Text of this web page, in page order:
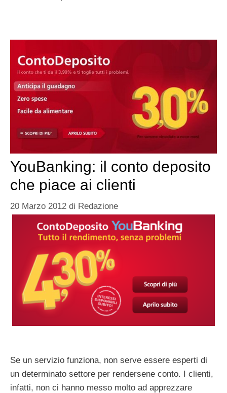
YouBanking: il conto deposito
che piace ai clienti
20 Marzo 2012 di Redazione
Se un servizio funziona, non serve essere esperti di
un determinato settore per rendersene conto. I clienti,
infatti, non ci hanno messo molto ad apprezzare